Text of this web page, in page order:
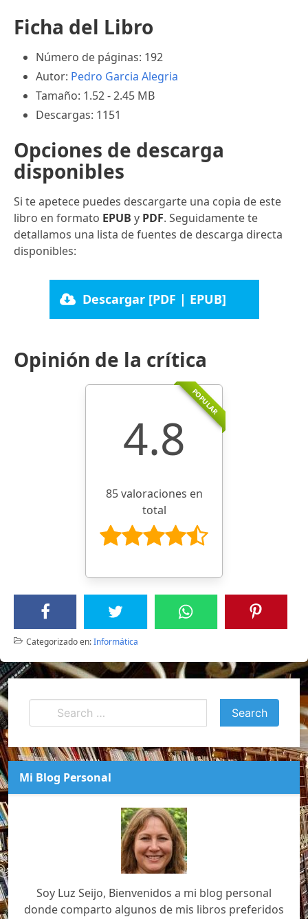
Ficha del Libro
Número de páginas: 192
Autor: Pedro Garcia Alegria
Tamaño: 1.52 - 2.45 MB
Descargas: 1151
Opciones de descarga
disponibles
Si te apetece puedes descargarte una copia de este
libro en formato EPUB y PDF. Seguidamente te
detallamos una lista de fuentes de descarga directa
disponibles:
Descargar [PDF | EPUB]
Opinión de la crítica
POPULAR
4.8
85 valoraciones en
total
Categorizado en:Informática
Mi Blog Personal
Soy Luz Seijo, Bienvenidos a mi blog personal
donde comparto algunos de mis libros preferidos